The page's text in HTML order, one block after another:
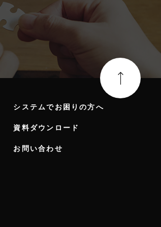
システムでお困りの方へ
資料ダウンロード
お問い合わせ